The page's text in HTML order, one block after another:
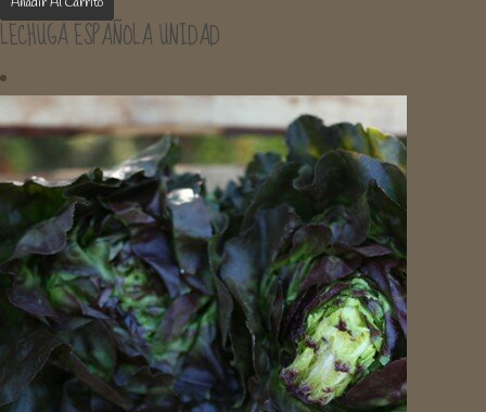
LECHUGA ESPAÑOLA UNIDAD